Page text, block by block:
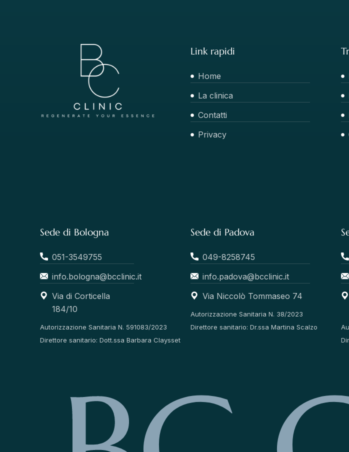
Link rapidi
Home
La clinica
Contatti
Privacy
Sede di Bologna
051-3549755
info.bologna@bcclinic.it
Via di Corticella
184/10
Autorizzazione Sanitaria N. 591083/2023
Direttore sanitario: Dott.ssa Barbara Claysset
Sede di Padova
049-8258745
info.padova@bcclinic.it
Via Niccolò Tommaseo 74
Autorizzazione Sanitaria N. 38/2023
Direttore sanitario: Dr.ssa Martina Scalzo